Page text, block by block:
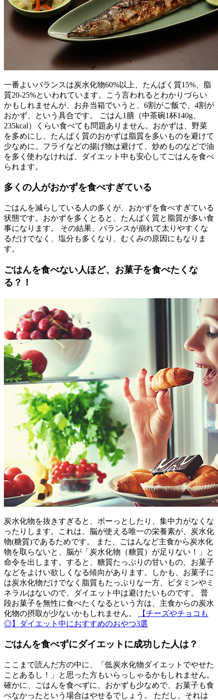
一番よいバランスは炭水化物60%以上、たんぱく質15%、脂
質20-25%といわれています。こう言われるとわかりづらい
かもしれませんが、お弁当箱でいうと、6割がご飯で、4割が
おかず、という具合です。 ごはん1膳（中茶碗1杯140g、
235kcal）くらい食べても問題ありません。おかずは、野菜
を多めにし、たんぱく質のおかずは脂質を多いものを避けて
少なめに。フライなどの揚げ物は避けて、炒めものなどで油
を多く使わなければ、ダイエット中も安心してごはんを食べ
られます。
多くの人がおかずを食べすぎている
ごはんを減らしている人の多くが、おかずを食べすぎている
状態です。おかずを多くとると、たんぱく質と脂質が多い食
事になります。 その結果、バランスが崩れて太りやすくな
るだけでなく、塩分も多くなり、むくみの原因にもなりま
す。
ごはんを食べない人ほど、お菓子を食べたくな
る？！
炭水化物を抜きすぎると、ボーっとしたり、集中力がなくな
ったりします。これは、脳が使える唯一の栄養素が、炭水化
物(糖質)であるためです。 また、ごはんなど主食から炭水化
物を取らないと、脳が「炭水化物（糖質）が足りない！」と
命令を出します。すると、糖質たっぷりの甘いもの、お菓子
などをよけい欲しくなる傾向があります。しかも、お菓子に
は炭水化物だけでなく脂質もたっぷりな一方、ビタミンやミ
ネラルはないので、ダイエット中は避けたいものです。 普
段お菓子を無性に食べたくなるという方は、主食からの炭水
化物の摂取が少ないかもしれません。
【チーズやチョコも
◎】ダイエット中におすすめのおやつ3選
ごはんを食べずにダイエットに成功した人は？
ここまで読んだ方の中に、「低炭水化物ダイエットでやせた
ことあるし！」と思った方もいらっしゃるかもしれません。
確かに、ごはんを食べずに、おかずも少なめで、お菓子も食
べなかったという場合はやせるでしょう。 ただし、それは